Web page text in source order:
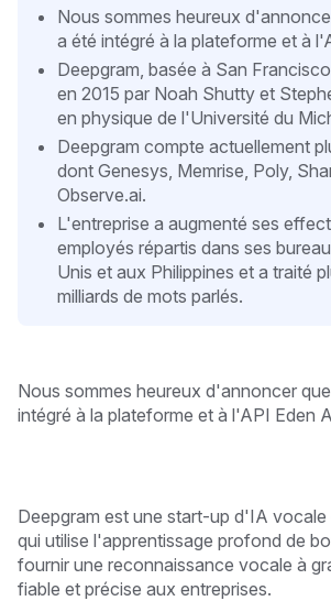
Nous sommes heureux
a été intégré à la plateforme et à
Deepgram, basée à San
en 2015 par Noah Shutty et
en physique de l'Université du
Deepgram compte actuellement
dont Genesys, Memrise, Poly,
Observe.ai.
L'entreprise a augmenté ses
employés répartis dans ses
Unis et aux Philippines et a traité
milliards de mots parlés.
Nous sommes heureux d'annoncer
intégré à la plateforme et à l'API Eden
Deepgram est une start-up d'IA vocale
qui utilise l'apprentissage profond de
fournir une reconnaissance vocale à
fiable et précise aux entreprises.